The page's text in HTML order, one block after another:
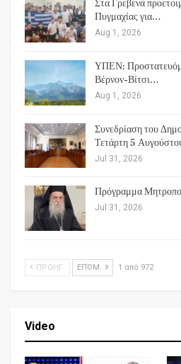
Στα Γρεβενά
Πυγμαχίας για…
Aug 1, 2026
ΥΠΕΝ:
Βέρνον-Βίτσι…
Aug 1, 2026
Συνεδρίαση του
Τετάρτη 5
Jul 31, 2026
Πρόγραμμα
Jul 31, 2026
ΠΡΟΗΓ. ΕΠΌΜ. 1 από 972
Video